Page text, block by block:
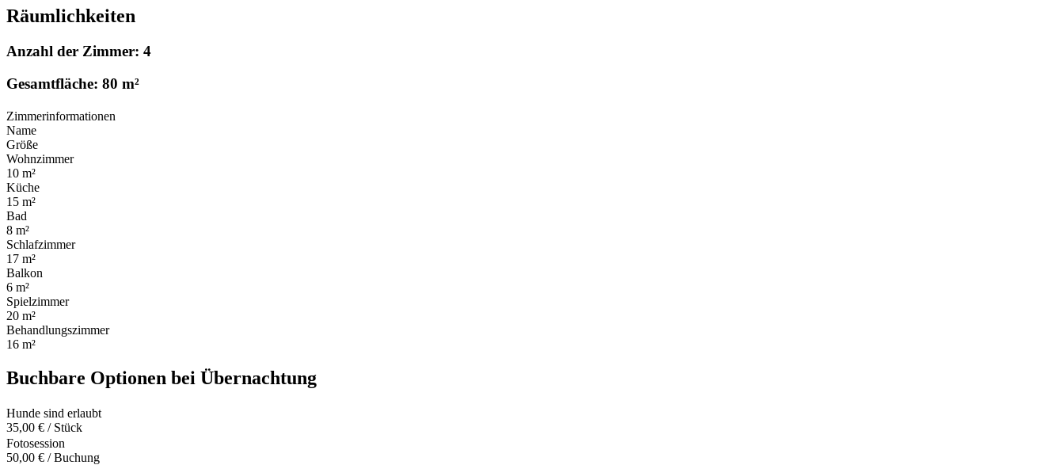
Räumlichkeiten
Anzahl der Zimmer: 4
Gesamtfläche: 80 m²
Zimmerinformationen
Name
Größe
Wohnzimmer
10 m²
Küche
15 m²
Bad
8 m²
Schlafzimmer
17 m²
Balkon
6 m²
Spielzimmer
20 m²
Behandlungszimmer
16 m²
Buchbare Optionen bei Übernachtung
Hunde sind erlaubt
35,00 € / Stück
Fotosession
50,00 € / Buchung